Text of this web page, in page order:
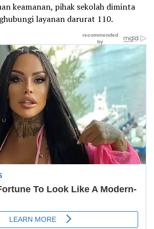
keamanan, pihak sekolah diminta
layanan darurat 110.